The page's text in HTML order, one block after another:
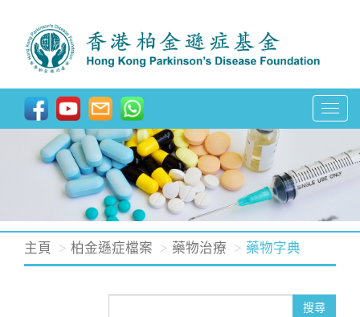
T
o
g
g
e
a
主頁 柏金遜症檔案 藥物治療 藥物字典
搜尋